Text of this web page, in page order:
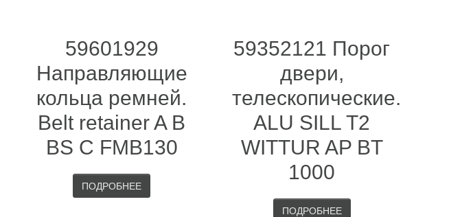
59601929
Направляющие
кольца ремней.
Belt retainer A B
BS C FMB130
ПОДРОБНЕЕ
59352121 Порог
двери,
телескопические.
ALU SILL T2
WITTUR AP BT
1000
ПОДРОБНЕЕ